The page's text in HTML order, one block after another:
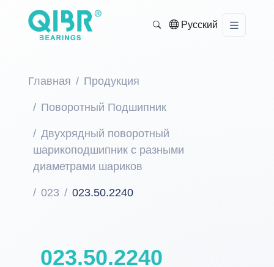
Русский
Главная Продукция
Поворотный Подшипник
Двухрядный поворотный
шарикоподшипник с разными
диаметрами шариков
023 023.50.2240
023.50.2240